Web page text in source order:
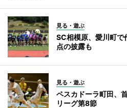
見る・遊ぶ
SC相模原、愛川町
点の披露も
見る・遊ぶ
ペスカドーラ町田、
リーグ第8節